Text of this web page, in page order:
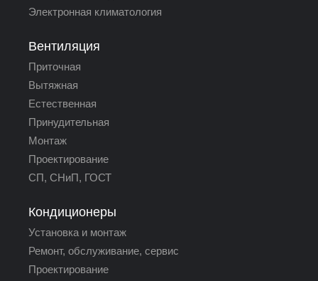
Электронная климатология
Вентиляция
Приточная
Вытяжная
Естественная
Принудительная
Монтаж
Проектирование
СП, СНиП, ГОСТ
Кондиционеры
Установка и монтаж
Ремонт, обслуживание, сервис
Проектирование